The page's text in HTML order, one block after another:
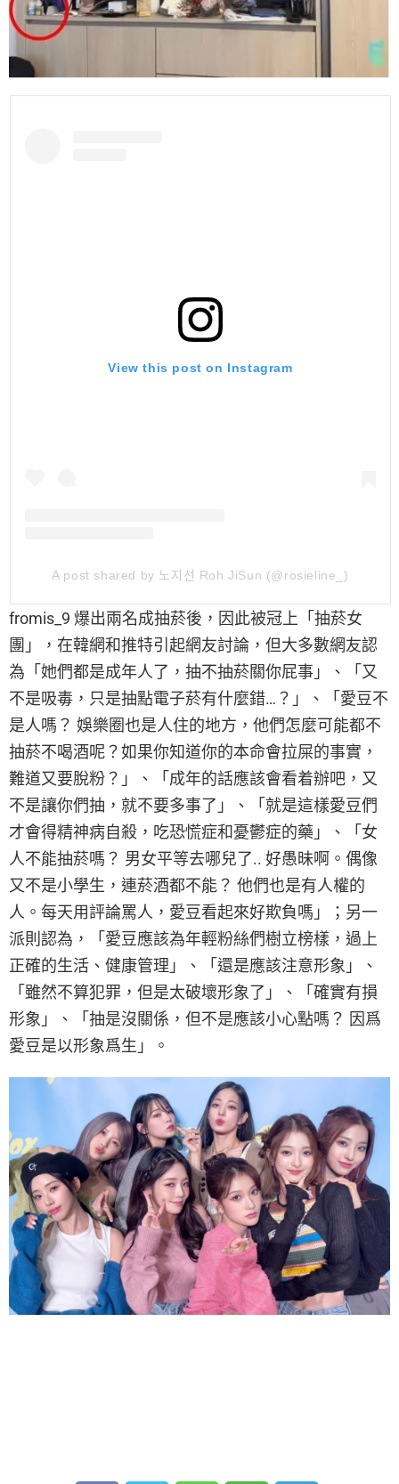
View this post on Instagram
A post shared by 노지선 Roh JiSun (@rosieline_)
fromis_9 爆出兩名成抽菸後，因此被冠上「抽菸女
團」，在韓網和推特引起網友討論，但大多數網友認
為「她們都是成年人了，抽不抽菸關你屁事」、「又
不是吸毒，只是抽點電子菸有什麼錯…？」、「愛豆不
是人嗎？ 娛樂圈也是人住的地方，他們怎麼可能都不
抽菸不喝酒呢？如果你知道你的本命會拉屎的事實，
難道又要脫粉？」、「成年的話應該會看着辦吧，又
不是讓你們抽，就不要多事了」、「就是這樣愛豆們
才會得精神病自殺，吃恐慌症和憂鬱症的藥」、「女
人不能抽菸嗎？ 男女平等去哪兒了.. 好愚昧啊。偶像
又不是小學生，連菸酒都不能？ 他們也是有人權的
人。每天用評論罵人，愛豆看起來好欺負嗎」；另一
派則認為，「愛豆應該為年輕粉絲們樹立榜樣，過上
正確的生活、健康管理」、「還是應該注意形象」、
「雖然不算犯罪，但是太破壞形象了」、「確實有損
形象」、「抽是沒關係，但不是應該小心點嗎？ 因爲
愛豆是以形象爲生」。